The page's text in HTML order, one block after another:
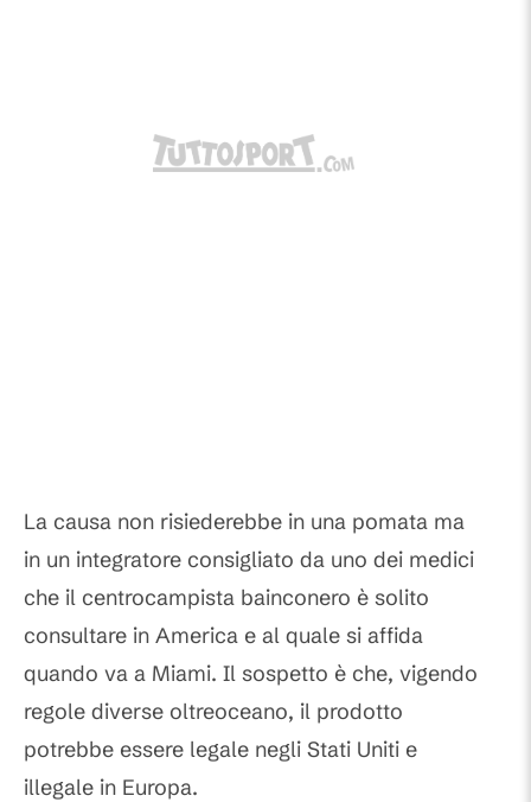
La causa non risiederebbe in una pomata ma
in un integratore consigliato da uno dei medici
che il centrocampista bainconero è solito
consultare in America e al quale si affida
quando va a Miami. Il sospetto è che, vigendo
regole diverse oltreoceano, il prodotto
potrebbe essere legale negli Stati Uniti e
illegale in Europa.